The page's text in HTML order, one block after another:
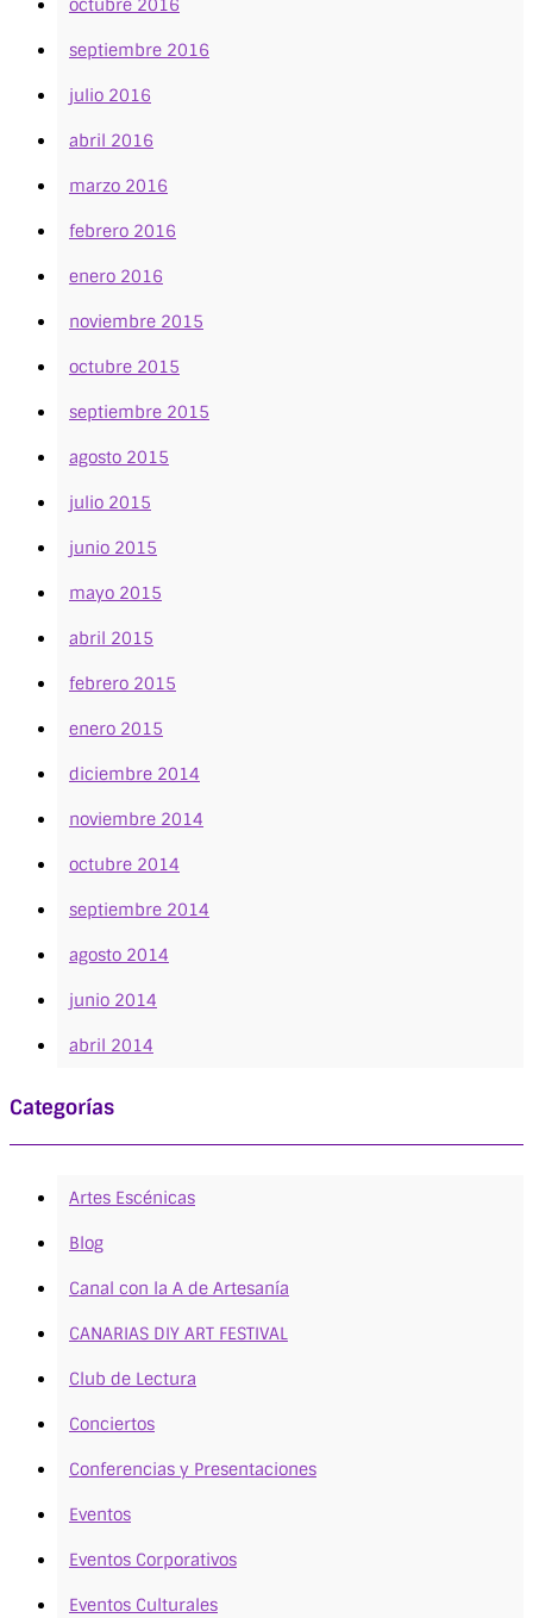
octubre 2016
septiembre 2016
julio 2016
abril 2016
marzo 2016
febrero 2016
enero 2016
noviembre 2015
octubre 2015
septiembre 2015
agosto 2015
julio 2015
junio 2015
mayo 2015
abril 2015
febrero 2015
enero 2015
diciembre 2014
noviembre 2014
octubre 2014
septiembre 2014
agosto 2014
junio 2014
abril 2014
Categorías
Artes Escénicas
Blog
Canal con la A de Artesanía
CANARIAS DIY ART FESTIVAL
Club de Lectura
Conciertos
Conferencias y Presentaciones
Eventos
Eventos Corporativos
Eventos Culturales